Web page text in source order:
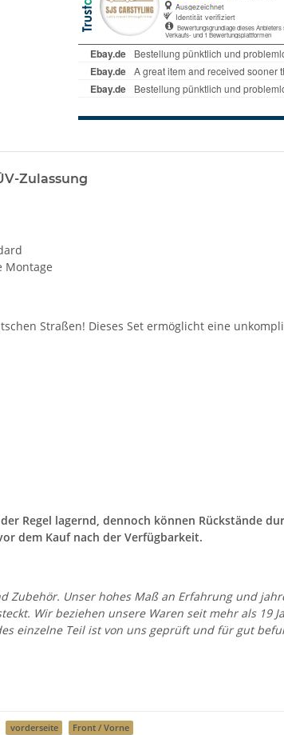
Zulassung
Montage
Straßen! Dieses Set ermöglicht eine
Regel lagernd, dennoch können Rückstände
dem Kauf nach der Verfügbarkeit.
Zubehör. Unser hohes Maß an Erfahrung und
Wir beziehen unsere Waren seit mehr als 19
einzelne Teil ist von uns geprüft und für gut
vorderseite Front / Vorne